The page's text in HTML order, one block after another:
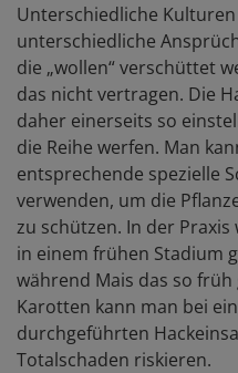
Unterschiedliche
unterschiedliche
die „wollen“ verschüttet
das nicht vertragen. Die
daher einerseits so
die Reihe werfen. Man
entsprechende spezielle
verwenden, um die
zu schützen. In der Praxis
in einem frühen Stadium
während Mais das so
Karotten kann man bei
durchgeführten
Totalschaden riskieren.